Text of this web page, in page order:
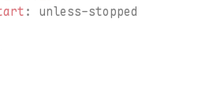
: unless-stopped